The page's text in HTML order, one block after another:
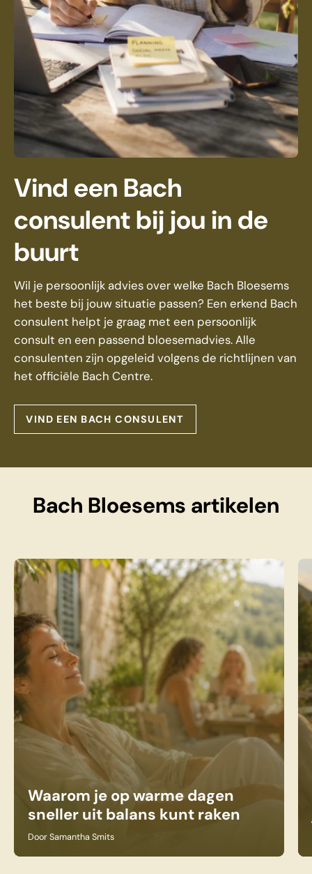
Vind een Bach
consulent bij jou in de
buurt
Wil je persoonlijk advies over welke Bach Bloesems
het beste bij jouw situatie passen? Een erkend Bach
consulent helpt je graag met een persoonlijk
consult en een passend bloesemadvies. Alle
consulenten zijn opgeleid volgens de richtlijnen van
het officiële Bach Centre.
VIND EEN BACH CONSULENT
Bach Bloesems artikelen
Waarom je op warme dagen
sneller uit balans kunt raken
Door Samantha Smits